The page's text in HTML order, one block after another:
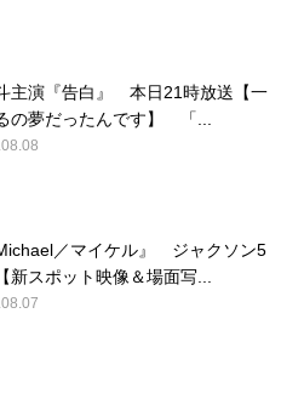
主演『告白』 本日21時放送【一
の夢だったんです】 「...
／マイケル』 ジャクソン5
新スポット映像＆場面写...